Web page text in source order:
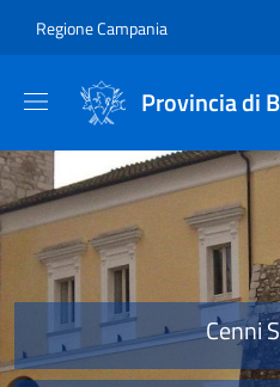
Regione Campania
Provincia di
Provincia di
Cenni